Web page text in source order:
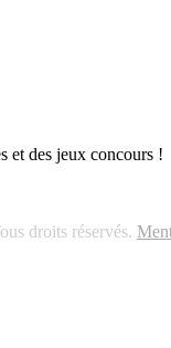
et des jeux concours !
droits réservés.